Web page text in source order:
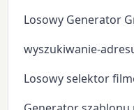
Losowy Generator
wyszukiwanie-
Losowy selektor